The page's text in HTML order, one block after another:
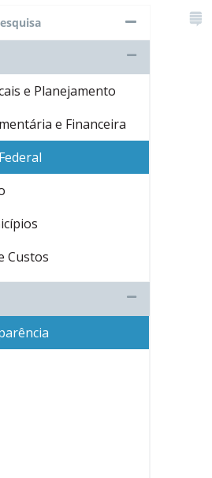
e Planejamento
e Financeira
Custos